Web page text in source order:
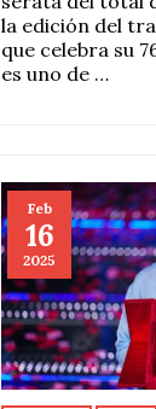
la edición del
que celebra su
es uno de …
Feb
16
2025